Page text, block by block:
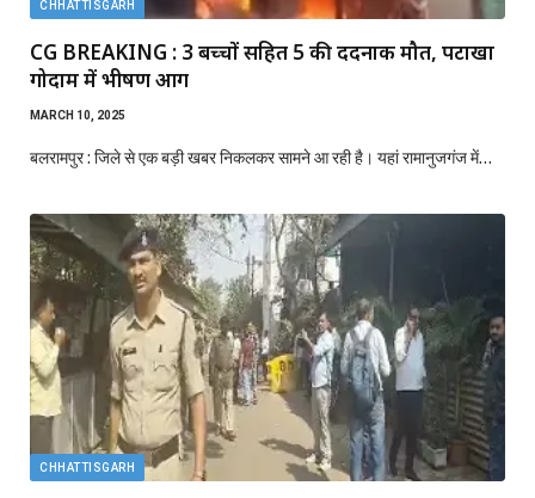
CHHATTISGARH
CG BREAKING : 3 बच्चों सहित 5 की दर्दनाक मौत, पटाखा
गोदाम में भीषण आग
MARCH 10, 2025
बलरामपुर : जिले से एक बड़ी खबर निकलकर सामने आ रही है। यहां रामानुजगंज में…
CHHATTISGARH